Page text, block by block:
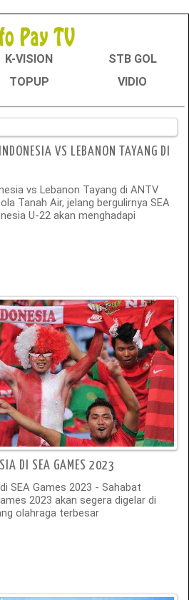
K-VISION
STB GOL
TOPUP VIDIO
VS LEBANON TAYANG DI
vs Lebanon Tayang di ANTV
Tanah Air, jelang bergulirnya SEA
U-22 akan menghadapi
DI SEA GAMES 2023
SEA Games 2023 - Sahabat
2023 akan segera digelar di
olahraga terbesar